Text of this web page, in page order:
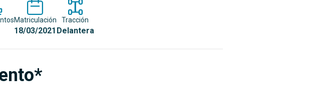
Matriculación
18/03/2021
Tracción
Delantera